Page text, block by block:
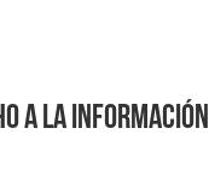
a la información